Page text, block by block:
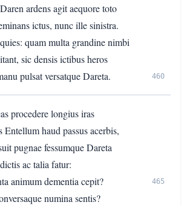
ardens agit aequore toto
ictus, nunc ille sinistra.
quam multa grandine nimbi
sic densis ictibus heros
pulsat versatque Dareta.
460
procedere longius iras
Entellum haud passus acerbis,
pugnae fessumque Dareta
ac talia fatur:
animum dementia cepit?
465
numina sentis?